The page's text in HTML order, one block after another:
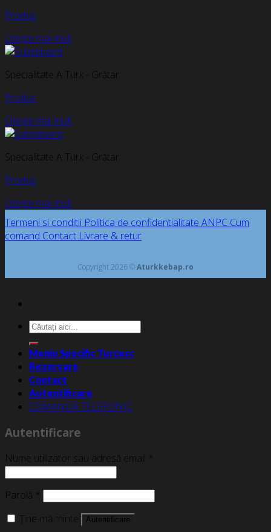
Produs
Citește mai mult
Specialitate A Turk - Grătar
Produs
Citește mai mult
Specialitate A Turk - Grătar
Produs
Citește mai mult
Termeni si conditii Politica de confidentialitate ANPC Cum
comand Contact Livrare & retur
Copyright 2026 ©Aturkkebap.ro
Caută
după:
Meniu Specific Turcesc
Rezervare
Contact
Autentificare
COMANDĂ TELEFONIC
Autentificare
Nume utilizator sau adresă email *
Parolă *
Ține-mă minte
Autentificare